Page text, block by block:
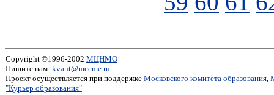
Copyright ©1996-2002 МЦНМО
Пишите нам: kvant@mccme.ru
Проект осуществляется при поддержке Московского комитета образования,
"Курьер образования"